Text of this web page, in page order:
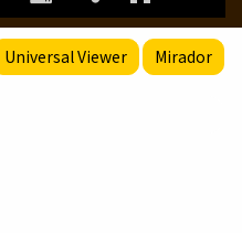
Universal Viewer Mirador